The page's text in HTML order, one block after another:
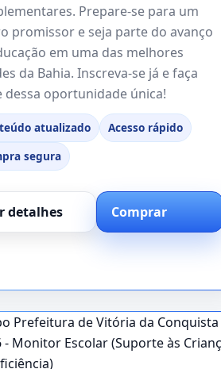
Prepare-se para um
promissor e seja parte do avanço
em uma das melhores
da Bahia. Inscreva-se já e faça
dessa oportunidade única!
atualizado
Acesso rápido
segura
detalhes Comprar